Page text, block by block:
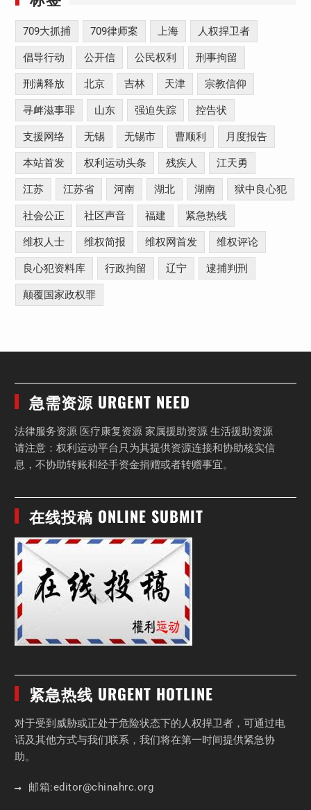
709大抓捕 709律师案 上海 人权捍卫者
倡导行动 公开信 公民权利 刑事拘留
刑满释放 北京 吉林 天津 宗教信仰
寻衅滋事罪 山东 强迫失踪 控告状
支援网络 无锡 无锡市 曹顺利 月度报告
本站首发 权利运动头条 残疾人 江天勇
江苏 江苏省 河南 湖北 湖南 狱中良心犯
社会公正 社区声音 福建 紧急热线
维权人士 维权简报 维权网首发 维权评论
良心犯资料库 行政拘留 辽宁 逮捕判刑
颠覆国家政权罪
急需资源 URGENT NEED
法律服务资源 医疗康复资源 家属援助资源 生活援助资源
请注意：权利运动平台只为其提供资源连接和协助核实信
息，不协助转账和经手资金捐赠或者转赠事宜。
在线投稿 ONLINE SUBMIT
紧急热线 URGENT HOTLINE
对于受到威胁或正处于危险状态下的人权捍卫者，可通过电
话及其他方式与我们联系，我们将在第一时间提供紧急协
助。
邮箱:editor@chinahrc.org